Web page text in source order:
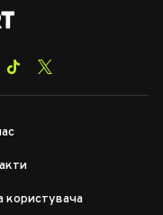
користувача